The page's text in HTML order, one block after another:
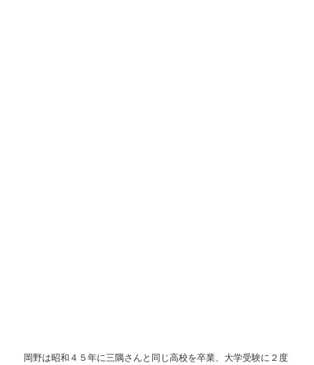
岡野は昭和４５年に三隅さんと同じ高校を卒業、大学受験に２度